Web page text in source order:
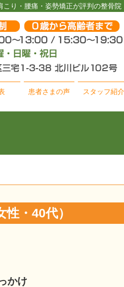
り・腰痛・姿勢矯正が評判の整骨院
患者さまの声 スタッフ紹介
・40代）
かけ